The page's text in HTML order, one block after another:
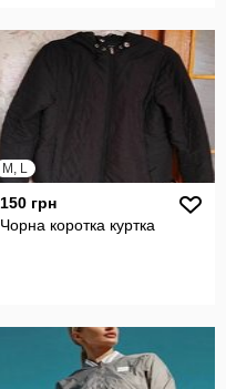
M, L
150 грн
Чорна коротка куртка